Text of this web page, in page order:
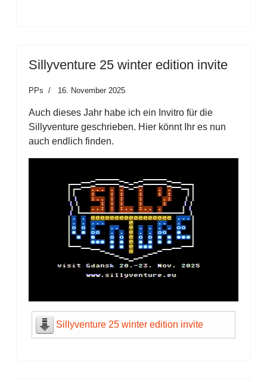
Sillyventure 25 winter edition invite
PPs 16. November 2025
Auch dieses Jahr habe ich ein Invitro für die
Sillyventure geschrieben. Hier könnt Ihr es nun
auch endlich finden.
Sillyventure 25 winter edition invite